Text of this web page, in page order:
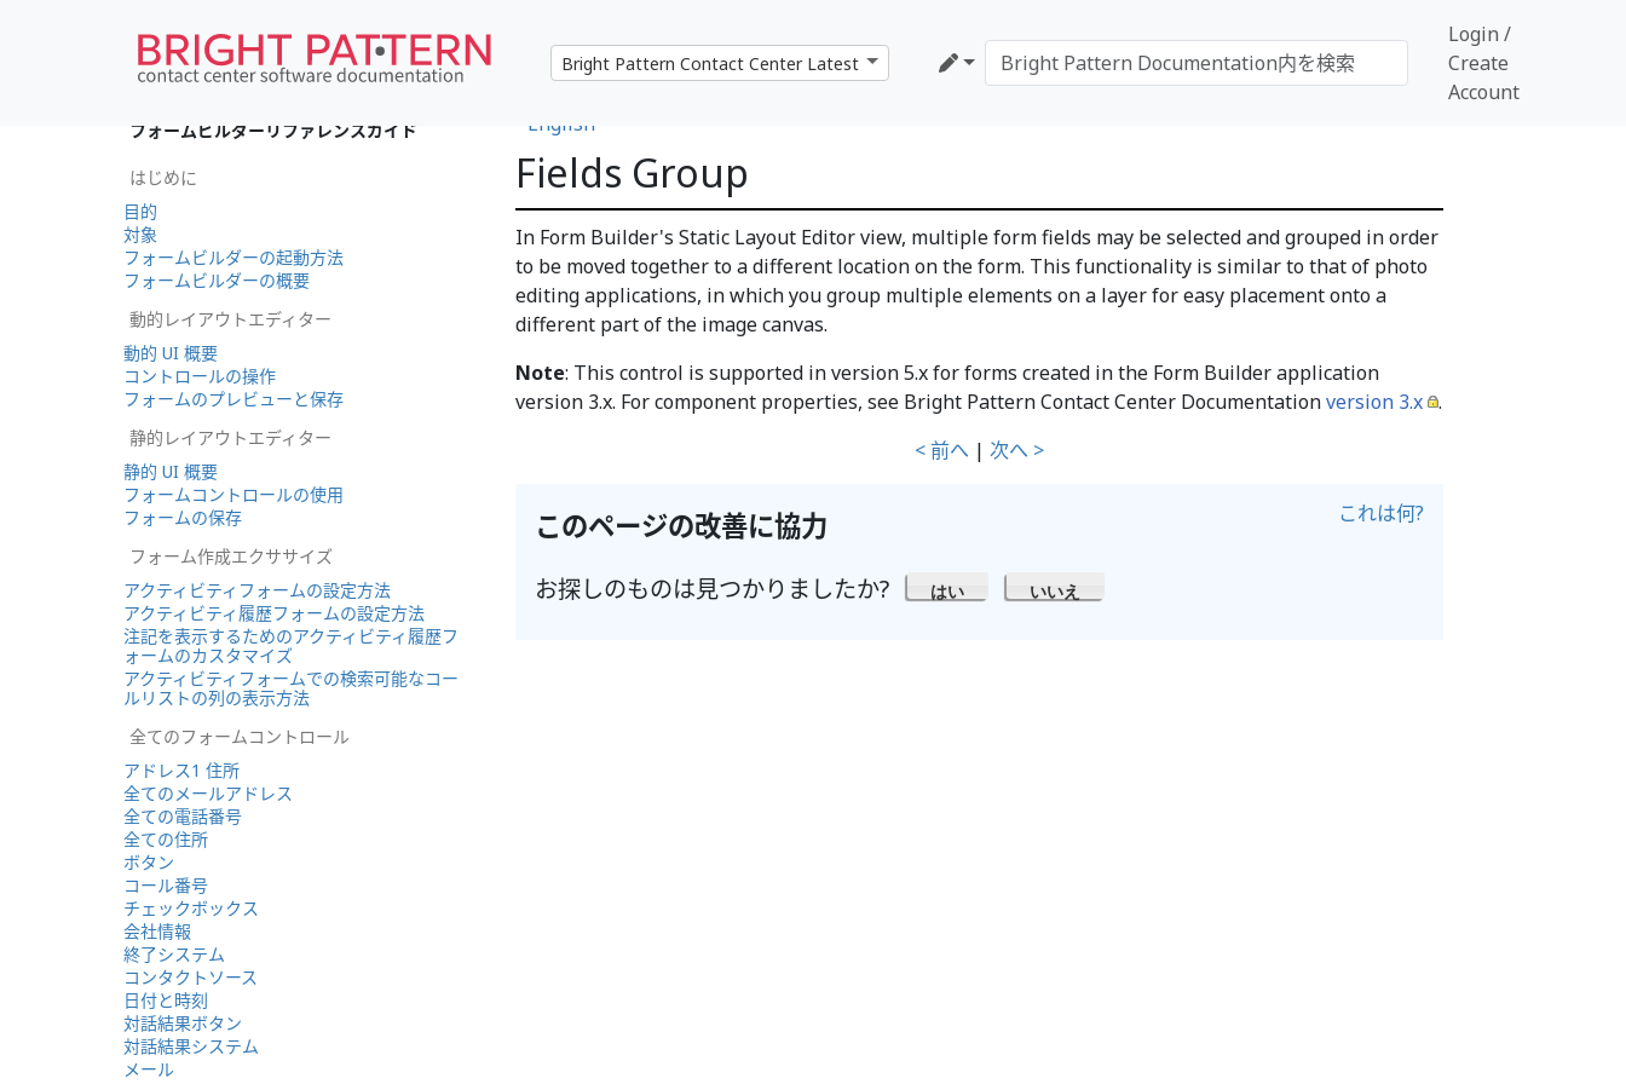
Login /
Create
Account
English
Fields Group
In Form Builder's Static Layout Editor view, multiple form fields may be selected and grouped in order
to be moved together to a different location on the form. This functionality is similar to that of photo
editing applications, in which you group multiple elements on a layer for easy placement onto a
different part of the image canvas.
Note: This control is supported in version 5.x for forms created in the Form Builder application
version 3.x. For component properties, see Bright Pattern Contact Center Documentationversion 3.x .
< 前へ | 次へ >
このページの改善に協力 これは何?
お探しのものは見つかりましたか? はい いいえ
フォームビルダーリファレンスガイド
はじめに
目的
対象
フォームビルダーの起動方法
フォームビルダーの概要
動的レイアウトエディター
動的 UI 概要
コントロールの操作
フォームのプレビューと保存
静的レイアウトエディター
静的 UI 概要
フォームコントロールの使用
フォームの保存
フォーム作成エクササイズ
アクティビティフォームの設定方法
アクティビティ履歴フォームの設定方法
注記を表示するためのアクティビティ履歴フ
ォームのカスタマイズ
アクティビティフォームでの検索可能なコー
ルリストの列の表示方法
全てのフォームコントロール
アドレス1 住所
全てのメールアドレス
全ての電話番号
全ての住所
ボタン
コール番号
チェックボックス
会社情報
終了システム
コンタクトソース
日付と時刻
対話結果ボタン
対話結果システム
メール